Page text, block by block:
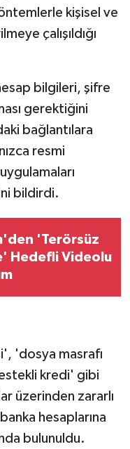
kişisel ve
çalışıldığı
bilgileri, şifre
gerektiğini
bağlantılara
resmi
bildirdi.
'Terörsüz
Hedefli Videolu
'dosya masrafı
kredi' gibi
üzerinden zararlı
hesaplarına
bulunuldu.